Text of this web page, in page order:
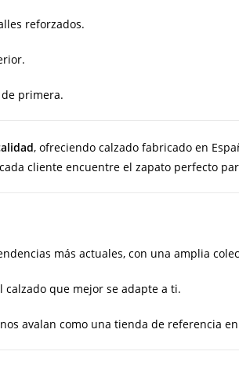
reforzados.
de primera.
, ofreciendo calzado fabricado en
cliente encuentre el zapato perfecto
más actuales, con una amplia
calzado que mejor se adapte a ti.
avalan como una tienda de referencia